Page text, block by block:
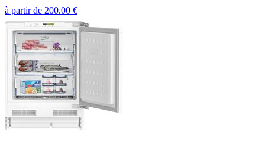
à partir de 200.00 €